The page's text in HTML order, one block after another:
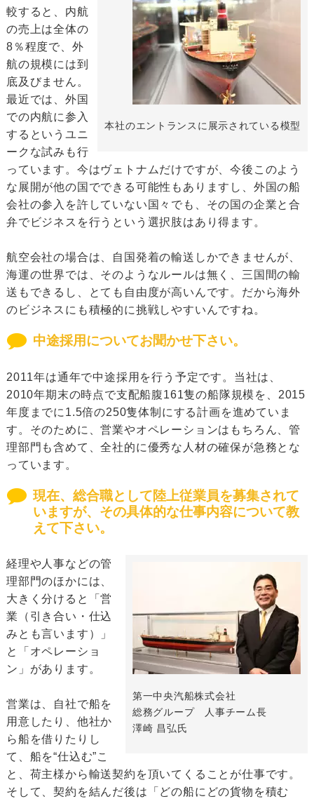
本社のエントランスに展示されている模型
較すると、内航
の売上は全体の
8％程度で、外
航の規模には到
底及びません。
最近では、外国
での内航に参入
するというユニ
ークな試みも行
っています。今はヴェトナムだけですが、今後このよう
な展開が他の国でできる可能性もありますし、外国の船
会社の参入を許していない国々でも、その国の企業と合
弁でビジネスを行うという選択肢はあり得ます。
航空会社の場合は、自国発着の輸送しかできませんが、
海運の世界では、そのようなルールは無く、三国間の輸
送もできるし、とても自由度が高いんです。だから海外
のビジネスにも積極的に挑戦しやすいんですね。
中途採用についてお聞かせ下さい。
2011年は通年で中途採用を行う予定です。当社は、
2010年期末の時点で支配船腹161隻の船隊規模を、2015
年度までに1.5倍の250隻体制にする計画を進めていま
す。そのために、営業やオペレーションはもちろん、管
理部門も含めて、全社的に優秀な人材の確保が急務とな
っています。
現在、総合職として陸上従業員を募集されて
いますが、その具体的な仕事内容について教
えて下さい。
第一中央汽船株式会社
総務グループ 人事チーム長
澤崎 昌弘氏
経理や人事などの管
理部門のほかには、
大きく分けると「営
業（引き合い・仕込
みとも言います）」
と「オペレーショ
ン」があります。
営業は、自社で船を
用意したり、他社か
ら船を借りたりし
て、船を“仕込む”こ
と、荷主様から輸送契約を頂いてくることが仕事です。
そして、契約を結んだ後は「どの船にどの貨物を積む